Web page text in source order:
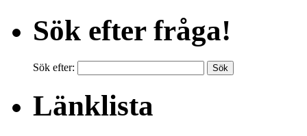
Sök efter fråga!
Sök efter:
Länklista